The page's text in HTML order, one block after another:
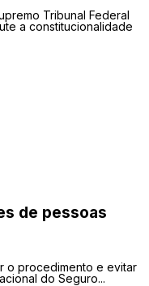
Tribunal Federal
a constitucionalidade
de pessoas
o procedimento e evitar
do Seguro...